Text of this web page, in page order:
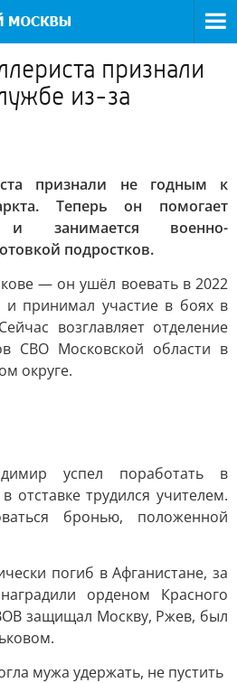
признали
из-за
признали не годным к
Теперь он помогает
занимается военно-
подростков.
— он ушёл воевать в 2022
и принимал участие в боях в
возглавляет отделение
СВО Московской области в
округе.
успел поработать в
отставке трудился учителем.
бронью, положенной
погиб в Афганистане, за
орденом Красного
защищал Москву, Ржев, был
мужа удержать, не пустить